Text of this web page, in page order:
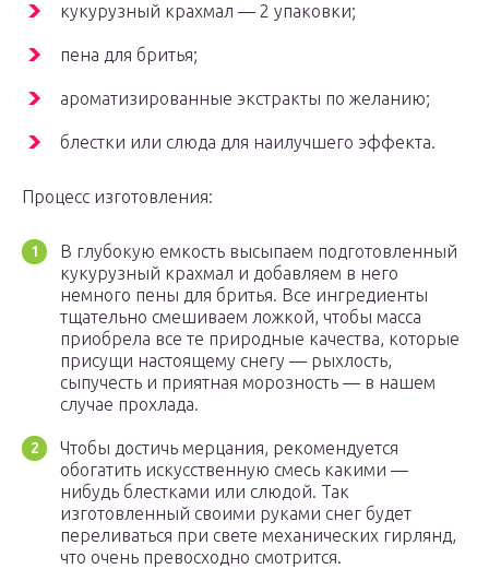
кукурузный крахмал — 2 упаковки;
пена для бритья;
ароматизированные экстракты по желанию;
блестки или слюда для наилучшего эффекта.
Процесс изготовления:
В глубокую емкость высыпаем подготовленный
кукурузный крахмал и добавляем в него
немного пены для бритья. Все ингредиенты
тщательно смешиваем ложкой, чтобы масса
приобрела все те природные качества, которые
присущи настоящему снегу — рыхлость,
сыпучесть и приятная морозность — в нашем
случае прохлада.
Чтобы достичь мерцания, рекомендуется
обогатить искусственную смесь какими —
нибудь блестками или слюдой. Так
изготовленный своими руками снег будет
переливаться при свете механических гирлянд,
что очень превосходно смотрится.